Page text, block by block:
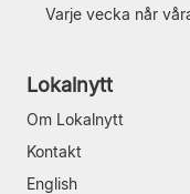
Varje vecka når
Lokalnytt
Om Lokalnytt
Kontakt
English